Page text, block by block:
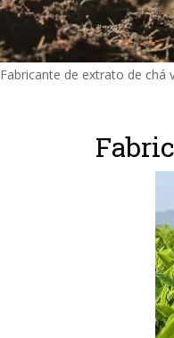
Fabricante de extrato de chá